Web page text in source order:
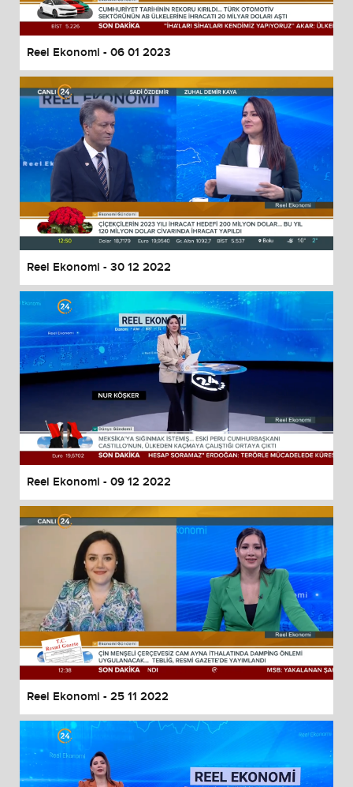
Reel Ekonomi - 06 01 2023
Reel Ekonomi - 30 12 2022
Reel Ekonomi - 09 12 2022
Reel Ekonomi - 25 11 2022